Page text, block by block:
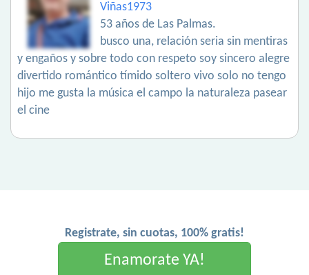
Viñas1973
53 años de Las Palmas.
busco una, relación seria sin mentiras
y engaños y sobre todo con respeto soy sincero alegre
divertido romántico tímido soltero vivo solo no tengo
hijo me gusta la música el campo la naturaleza pasear
el cine
Registrate, sin cuotas, 100% gratis!
Enamorate YA!